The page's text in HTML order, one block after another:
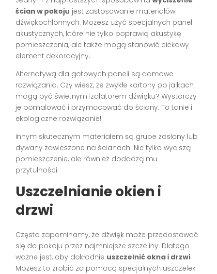
ścian w pokoju jest zastosowanie materiałów
dźwiękochłonnych. Możesz użyć specjalnych paneli
akustycznych, które nie tylko poprawią akustykę
pomieszczenia, ale także mogą stanowić ciekawy
element dekoracyjny.
Alternatywą dla gotowych paneli są domowe
rozwiązania. Czy wiesz, że zwykłe kartony po jajkach
mogą być świetnym izolatorem dźwięku? Wystarczy
je pomalować i przymocować do ściany. To tanie i
ekologiczne rozwiązanie!
Innym skutecznym materiałem są grube zasłony lub
dywany zawieszone na ścianach. Nie tylko wyciszą
pomieszczenie, ale również dodadzą mu
przytulności.
Uszczelnianie okien i
drzwi
Często zapominamy, że dźwięk może przedostawać
się do pokoju przez najmniejsze szczeliny. Dlatego
ważne jest, aby dokładnie uszczelnić okna i drzwi.
Możesz to zrobić za pomocą specjalnych uszczelek